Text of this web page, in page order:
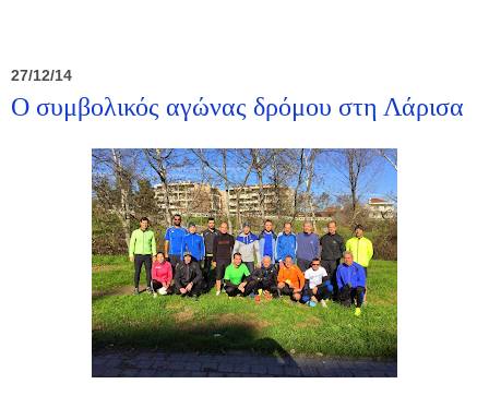
27/12/14
Ο συμβολικός αγώνας δρόμου στη Λάρισα